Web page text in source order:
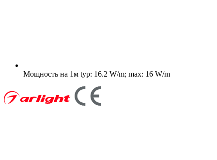
Мощность на 1м typ: 16.2 W/m; max: 16 W/m